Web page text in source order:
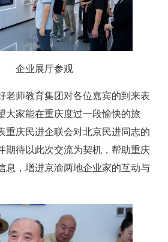
企业展厅参观
老师教育集团对各位嘉宾的到来表
大家能在重庆度过一段愉快的旅
重庆民进企联会对北京民进同志的
期待以此次交流为契机，帮助重庆
息，增进京渝两地企业家的互动与